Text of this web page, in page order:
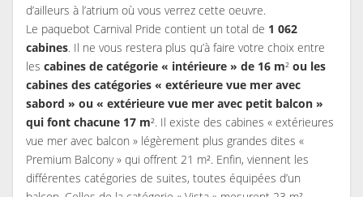
d’ailleurs à l’atrium où vous verrez cette oeuvre.
Le paquebot Carnival Pride contient un total de 1 062
cabines. Il ne vous restera plus qu’à faire votre choix entre
les cabines de catégorie « intérieure » de 16 m² ou les
cabines des catégories « extérieure vue mer avec
sabord » ou « extérieure vue mer avec petit balcon »
qui font chacune 17 m². Il existe des cabines « extérieures
vue mer avec balcon » légèrement plus grandes dites «
Premium Balcony » qui offrent 21 m². Enfin, viennent les
différentes catégories de suites, toutes équipées d’un